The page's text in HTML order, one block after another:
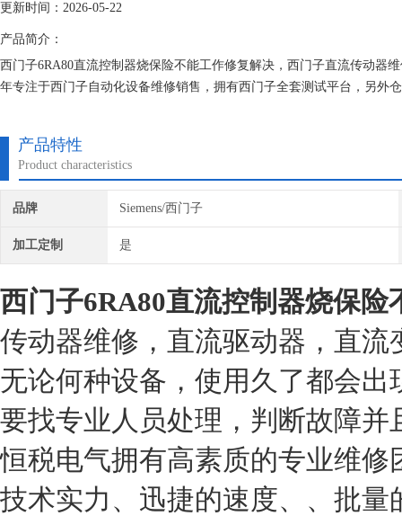
更新时间：2026-05-22
产品简介：
西门子6RA80直流控制器烧保险不能工作修复解决，西门子直流传动器
年专注于西门子自动化设备维修销售，拥有西门子全套测试平台，另外
产品特性
Product characteristics
品牌 Siemens/西门子
加工定制 是
西门子6RA80直流控制器烧保险
传动器维修，直流驱动器，直流
无论何种设备，使用久了都会
要找专业人员处理，判断故障并
恒税电气拥有高素质的专业维
技术实力、迅捷的速度、、批